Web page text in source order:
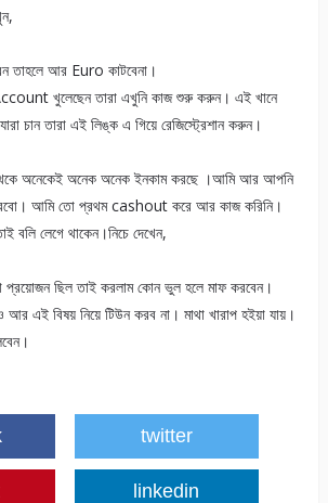
তাহলে আর Euro কাটবেনা।
খুলেছেন তারা এখুনি কাজ শুরু করুন। এই খানে
চান তারা এই লিঙ্ক এ গিয়ে রেজিস্ট্রেশান করুন।
অনেকেই অনেক অনেক ইনকাম করছে ।আমি আর আপনি
আমি তো প্রথম cashout করে আর কাজ করিনি।
লেগে থাকেন।নিচে দেখেন,
প্রয়োজন ছিল তাই করলাম কোন ভুল হলে মাফ করবেন।
এই বিষয় নিয়ে টিউন করব না। মাথা খারাপ হইয়া যায়।
twitter
linkedin